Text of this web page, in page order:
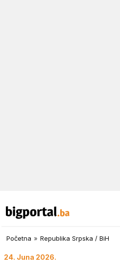
Početna » Republika Srpska / BiH
24. Juna 2026.